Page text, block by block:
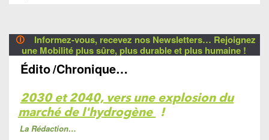
🛈
Informez-vous, recevez nos Newsletters… Rejoignez
une Mobilité plus sûre, plus durable et plus humaine !
Édito/Chronique…
2030 et 2040, vers une explosion du
marché de l'hydrogène !
La Rédaction…